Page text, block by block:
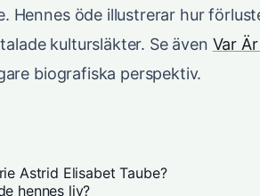
Hennes öde illustrerar hur
kultursläkter. Se även Var
biografiska perspektiv.
Astrid Elisabet Taube?
hennes liv?